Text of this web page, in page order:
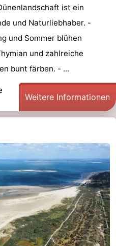
ist ein
und Naturliebhaber. -
und Sommer blühen
und zahlreiche
bunt färben. - ...
Weitere Informationen